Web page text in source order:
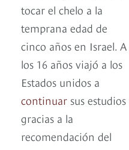
tocar el chelo a la
temprana edad de
cinco años en Israel. A
los 16 años viajó a los
Estados unidos a
continuar sus estudios
gracias a la
recomendación del